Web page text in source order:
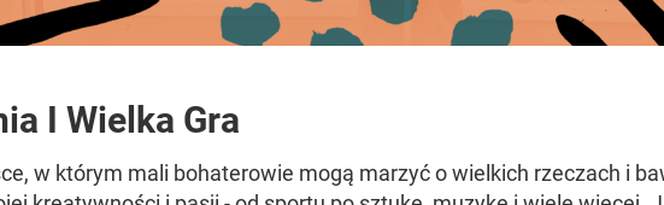
I Wielka Gra
w którym mali bohaterowie mogą marzyć o wielkich rzeczach i